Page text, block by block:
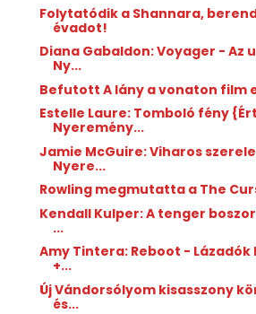
Folytatódik a Shannara,
évadot!
Diana Gabaldon: Voyager - Az
Ny...
Befutott A lány a vonaton film
Estelle Laure: Tomboló fény
Nyeremény...
Jamie McGuire: Viharos
Nyere...
Rowling megmutatta a The
Kendall Kulper: A tenger
...
Amy Tintera: Reboot -
+...
Új Vándorsólyom kisasszony
és...